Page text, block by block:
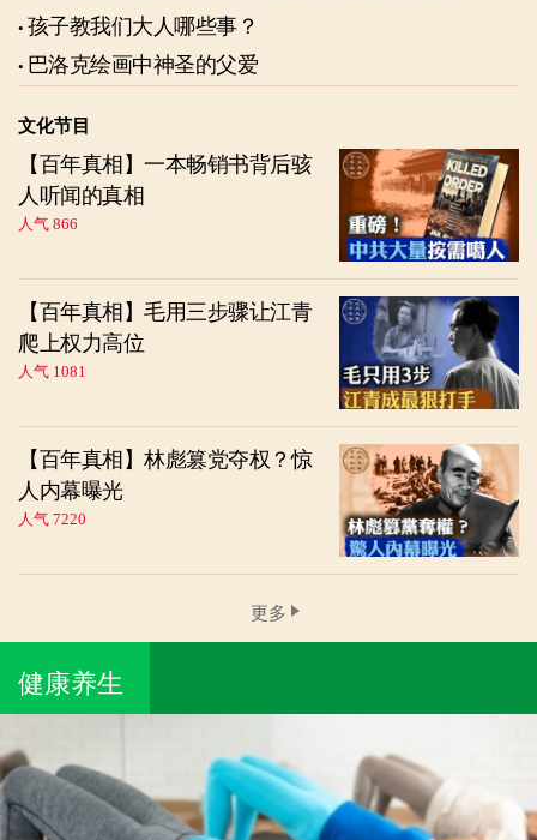
孩子教我们大人哪些事？
巴洛克绘画中神圣的父爱
文化节目
【百年真相】一本畅销书背后骇
人听闻的真相
人气 866
【百年真相】毛用三步骤让江青
爬上权力高位
人气 1081
【百年真相】林彪篡党夺权？惊
人内幕曝光
人气 7220
更多
健康养生